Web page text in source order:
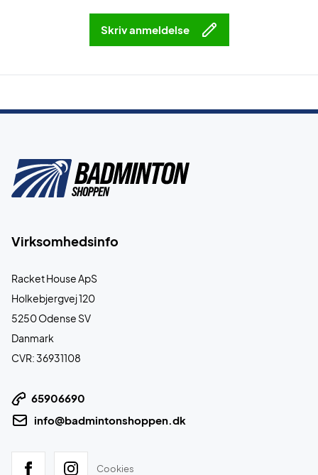
Skriv anmeldelse
Virksomhedsinfo
Racket House ApS
Holkebjergvej 120
5250 Odense SV
Danmark
CVR: 36931108
65906690
info@badmintonshoppen.dk
Cookies